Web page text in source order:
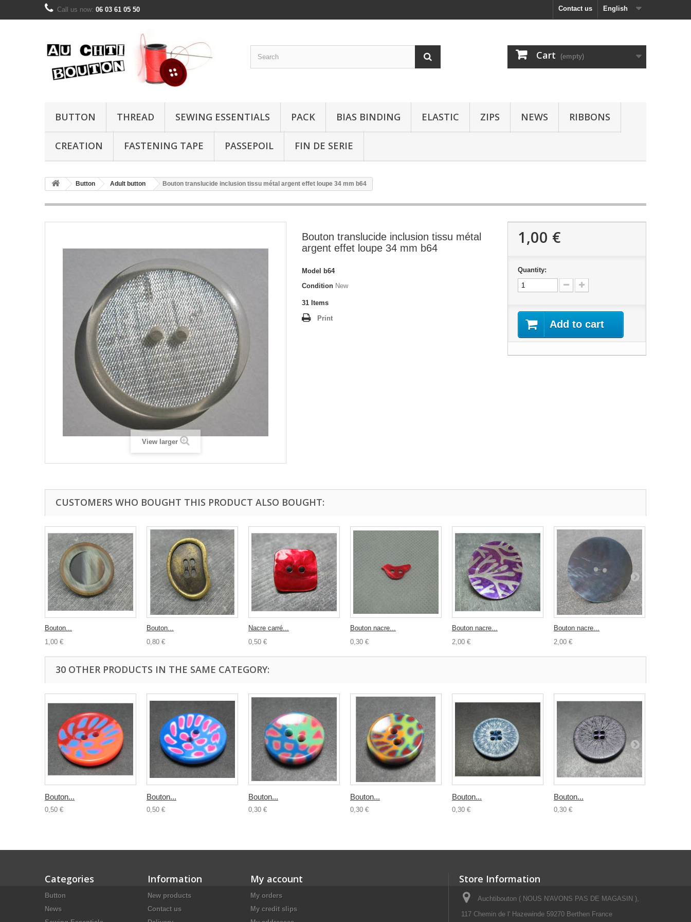
English
Contact us
Call us now: 06 03 61 05 50
Cart (empty)
BUTTON THREAD SEWING ESSENTIALS PACK BIAS BINDING ELASTIC ZIPS NEWS RIBBONS
CREATION FASTENING TAPE PASSEPOIL FIN DE SERIE
Button Adult button Bouton translucide inclusion tissu métal argent effet loupe 34 mm b64
View larger
Bouton translucide inclusion tissu métal
argent effet loupe 34 mm b64
Model
b64
Condition New
31 Items
Print
1,00 €
Quantity:
Add to cart
CUSTOMERS WHO BOUGHT THIS PRODUCT ALSO BOUGHT:
Bouton...
1,00 €
Bouton...
0,80 €
Nacre carré...
0,50 €
Bouton nacre...
0,30 €
Bouton nacre...
2,00 €
Bouton nacre...
2,00 €
30 OTHER PRODUCTS IN THE SAME CATEGORY:
Bouton...
0,50 €
Bouton...
0,50 €
Bouton...
0,30 €
Bouton...
0,30 €
Bouton...
0,30 €
Bouton...
0,30 €
Categories
Button
News
Information
New products
Contact us
My account
My orders
My credit slips
Store Information
Auchtibouton ( NOUS N'AVONS PAS DE MAGASIN ),
117 Chemin de l' Hazewinde 59270 Berthen France